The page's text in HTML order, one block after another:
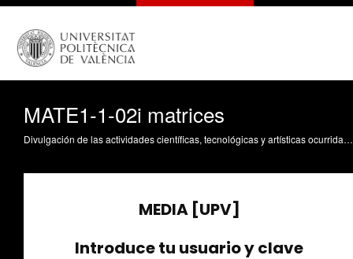
MATE1-1-02i matrices
Divulgación de las actividades científicas, tecnológicas y artísticas ocurridas en los tres campus de la UPV